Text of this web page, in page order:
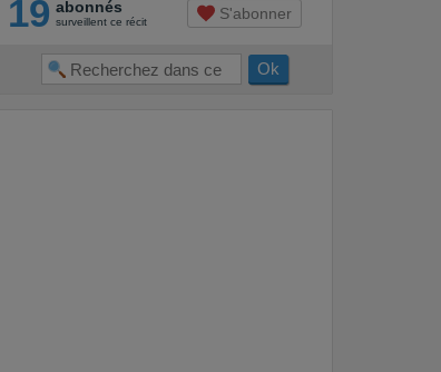
19 abonnés
surveillent ce récit S'abonner